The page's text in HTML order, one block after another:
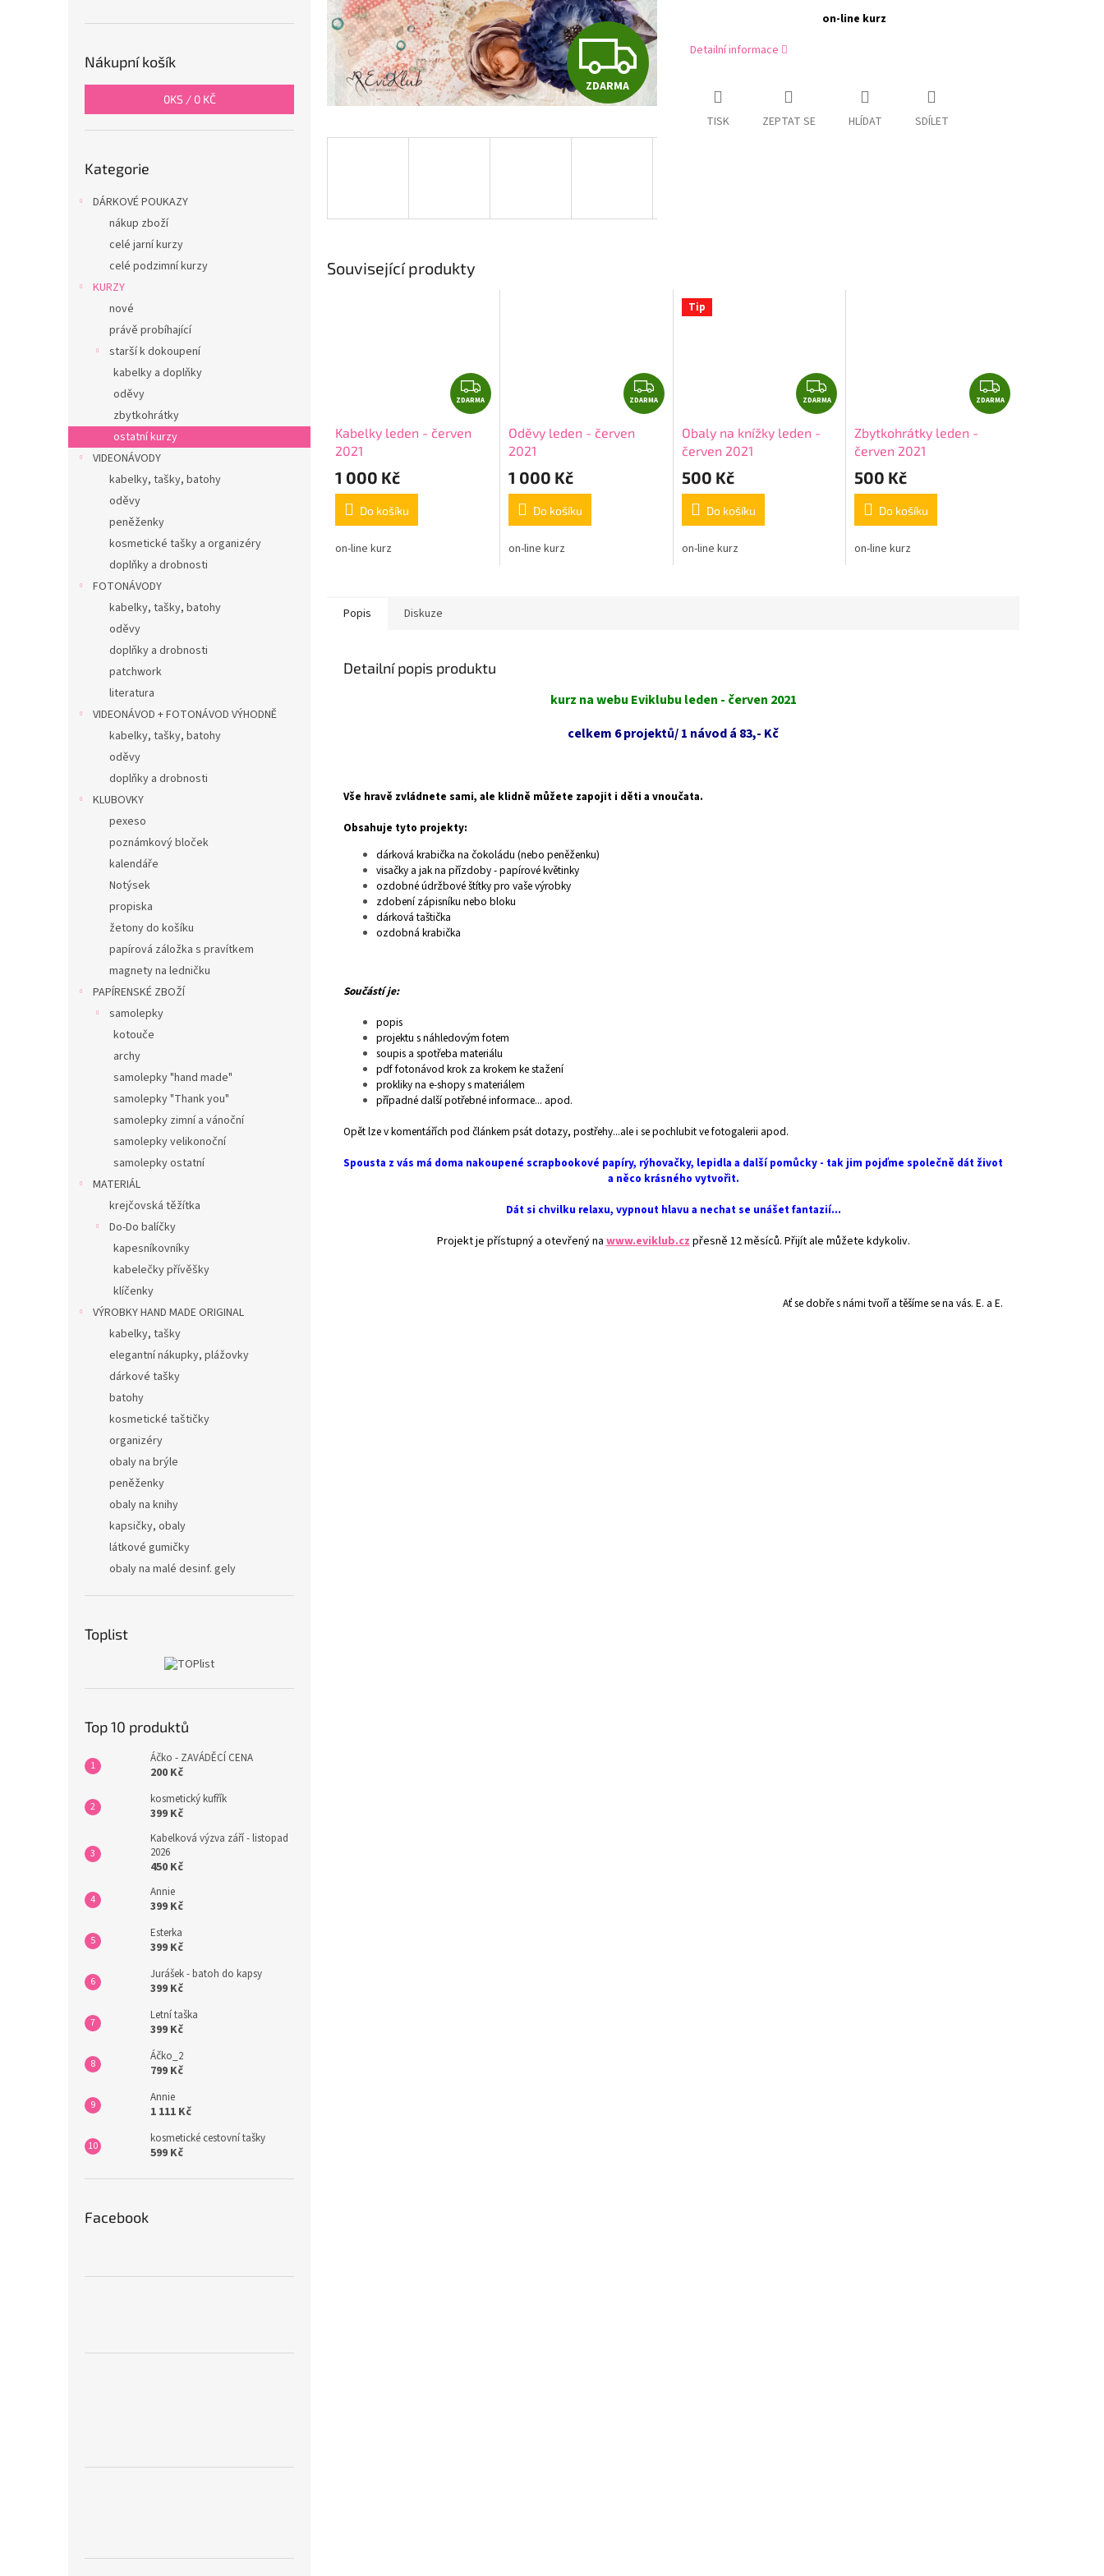
Nákupní košík
0KS / 0 KČ
kategorie
Kategorie
DÁRKOVÉ POUKAZY
nákup zboží
celé jarní kurzy
celé podzimní kurzy
KURZY
nové
právě probíhající
starší k dokoupení
kabelky a doplňky
oděvy
zbytkohrátky
ostatní kurzy
VIDEONÁVODY
kabelky, tašky, batohy
oděvy
peněženky
kosmetické tašky a organizéry
doplňky a drobnosti
FOTONÁVODY
kabelky, tašky, batohy
oděvy
doplňky a drobnosti
patchwork
literatura
VIDEONÁVOD + FOTONÁVOD VÝHODNĚ
kabelky, tašky, batohy
oděvy
doplňky a drobnosti
KLUBOVKY
pexeso
poznámkový bloček
kalendáře
Notýsek
propiska
žetony do košíku
papírová záložka s pravítkem
magnety na ledničku
PAPÍRENSKÉ ZBOŽÍ
samolepky
kotouče
archy
samolepky "hand made"
samolepky "Thank you"
samolepky zimní a vánoční
samolepky velikonoční
samolepky ostatní
MATERIÁL
krejčovská těžítka
Do-Do balíčky
kapesníkovníky
kabelečky přívěšky
klíčenky
VÝROBKY HAND MADE ORIGINAL
kabelky, tašky
elegantní nákupky, plážovky
dárkové tašky
batohy
kosmetické taštičky
organizéry
obaly na brýle
peněženky
obaly na knihy
kapsičky, obaly
látkové gumičky
obaly na malé desinf. gely
Toplist
Top 10 produktů
Áčko - ZAVÁDĚCÍ CENA
200 Kč
kosmetický kufřík
399 Kč
Kabelková výzva září - listopad
2026
450 Kč
Annie
399 Kč
Esterka
399 Kč
Jurášek - batoh do kapsy
399 Kč
Letní taška
399 Kč
Áčko_2
799 Kč
Annie
1 111 Kč
kosmetické cestovní tašky
599 Kč
Facebook
Z
D
R
M
ZDARMA
on-line kurz
Detailní informace
TISK ZEPTAT SE HLÍDAT SDÍLET
Související produkty
Z
D
ZDARMA
Kabelky leden - červen
2021
1 000 Kč
Do košíku
on-line kurz
Z
D
ZDARMA
Oděvy leden - červen
2021
1 000 Kč
Do košíku
on-line kurz
Tip
Z
D
ZDARMA
Obaly na knížky leden -
červen 2021
500 Kč
Do košíku
on-line kurz
Z
D
ZDARMA
Zbytkohrátky leden -
červen 2021
500 Kč
Do košíku
on-line kurz
Popis Diskuze
Detailní popis produktu
kurz na webu Eviklubu leden - červen 2021
celkem 6 projektů/ 1 návod á 83,- Kč
Vše hravě zvládnete sami, ale klidně můžete zapojit i děti a vnoučata.
Obsahuje tyto projekty:
dárková krabička na čokoládu (nebo peněženku)
visačky a jak na přízdoby - papírové květinky
ozdobné údržbové štítky pro vaše výrobky
zdobení zápisníku nebo bloku
dárková taštička
ozdobná krabička
Součástí je:
popis
projektu s náhledovým fotem
soupis a spotřeba materiálu
pdf fotonávod krok za krokem ke stažení
prokliky na e-shopy s materiálem
případné další potřebné informace... apod.
Opět lze v komentářích pod článkem psát dotazy, postřehy...ale i se pochlubit ve fotogalerii apod.
Spousta z vás má doma nakoupené scrapbookové papíry, rýhovačky, lepidla a další pomůcky - tak jim pojďme společně dát život
a něco krásného vytvořit.
Dát si chvilku relaxu, vypnout hlavu a nechat se unášet fantazií...
Projekt je přístupný a otevřený na www.eviklub.cz přesně 12 měsíců. Přijít ale můžete kdykoliv.
Ať se dobře s námi tvoří a těšíme se na vás. E. a E.